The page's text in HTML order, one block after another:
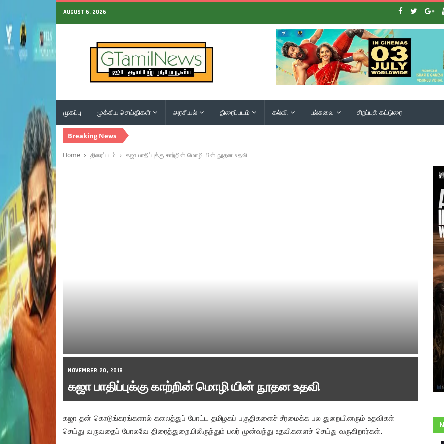
AUGUST 6, 2026
முகப்பு முக்கிய செய்திகள் அரசியல் திரைப்படம் கல்வி பல்சுவை சிறப்புக் கட்டுரை
Breaking News
Home திரைப்படம் கஜா பாதிப்புக்கு காற்றின் மொழி யின் நூதன உதவி
NOVEMBER 20, 2018
கஜா பாதிப்புக்கு காற்றின் மொழி யின் நூதன உதவி
கஜா தன் கொடுங்கரங்களால் கலைத்துப் போட்ட தமிழகப் பகுதிகளைச் சீரமைக்க பல துறையினரும் உதவிகள்
செய்து வருவதைப் போலவே திரைத்துறையிலிருந்தும் பலர் முன்வந்து உதவிகளைச் செய்து வருகிறார்கள்.